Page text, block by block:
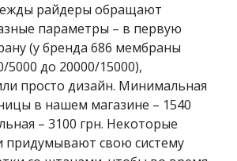
райдеры обращают
параметры – в первую
(у бренда 686 мембраны
до 20000/15000),
просто дизайн. Минимальная
в нашем магазине – 1540
– 3100 грн. Некоторые
придумывают свою систему